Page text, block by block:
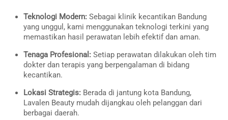
Teknologi Modern:Sebagai klinik kecantikan Bandung
yang unggul, kami menggunakan teknologi terkini yang
memastikan hasil perawatan lebih efektif dan aman.
Tenaga Profesional:Setiap perawatan dilakukan oleh tim
dokter dan terapis yang berpengalaman di bidang
kecantikan.
Lokasi Strategis: Berada di jantung kota Bandung,
Lavalen Beauty mudah dijangkau oleh pelanggan dari
berbagai daerah.